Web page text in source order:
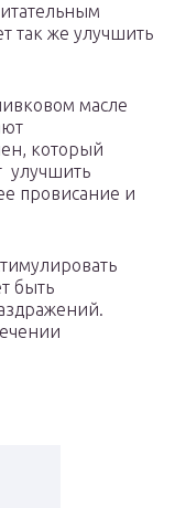
так же улучшить
масле
который
улучшить
провисание и
быть